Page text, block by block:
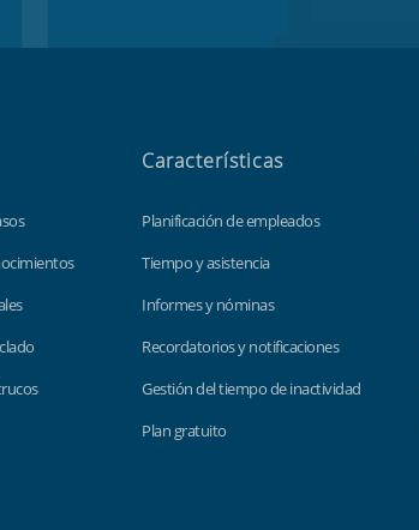
Características
Planificación de empleados
Tiempo y asistencia
Informes y nóminas
Recordatorios y notificaciones
Gestión del tiempo de inactividad
Plan gratuito